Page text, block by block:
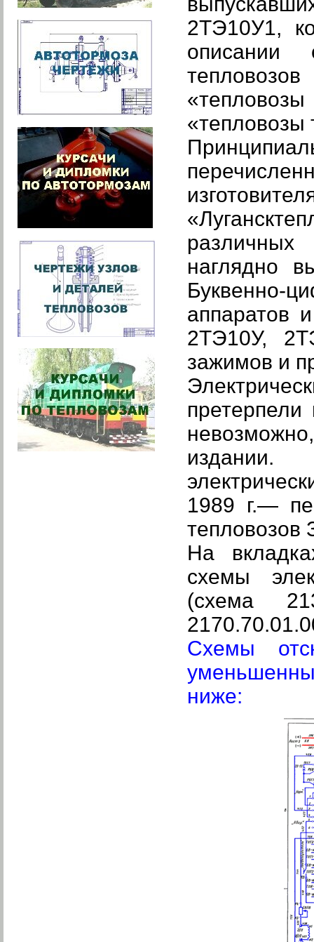
2ТЭ10У1,
описании
«тепловозы
наглядно
Буквенно-
аппаратов
2ТЭ10У,
зажимов и
издании.
1989 г.—
На
схемы
(схема
Схемы
ниже: